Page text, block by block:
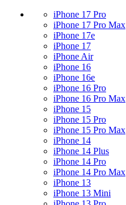
iPhone 17 Pro
iPhone 17 Pro Max
iPhone 17e
iPhone 17
iPhone Air
iPhone 16
iPhone 16e
iPhone 16 Pro
iPhone 16 Pro Max
iPhone 15
iPhone 15 Pro
iPhone 15 Pro Max
iPhone 14
iPhone 14 Plus
iPhone 14 Pro
iPhone 14 Pro Max
iPhone 13
iPhone 13 Mini